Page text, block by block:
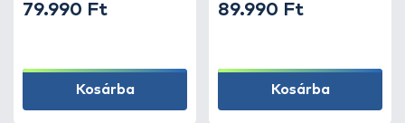
79.990 Ft
Kosárba
89.990 Ft
Kosárba